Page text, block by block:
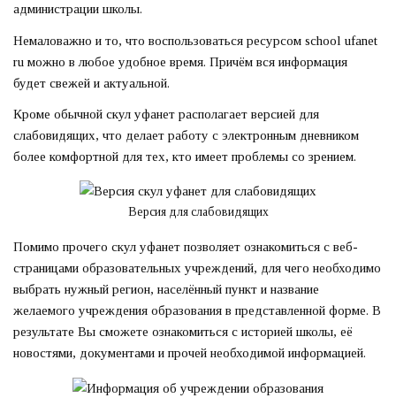
администрации школы.
Немаловажно и то, что воспользоваться ресурсом school ufanet
ru можно в любое удобное время. Причём вся информация
будет свежей и актуальной.
Кроме обычной скул уфанет располагает версией для
слабовидящих, что делает работу с электронным дневником
более комфортной для тех, кто имеет проблемы со зрением.
Версия для слабовидящих
Помимо прочего скул уфанет позволяет ознакомиться с веб-
страницами образовательных учреждений, для чего необходимо
выбрать нужный регион, населённый пункт и название
желаемого учреждения образования в представленной форме. В
результате Вы сможете ознакомиться с историей школы, её
новостями, документами и прочей необходимой информацией.